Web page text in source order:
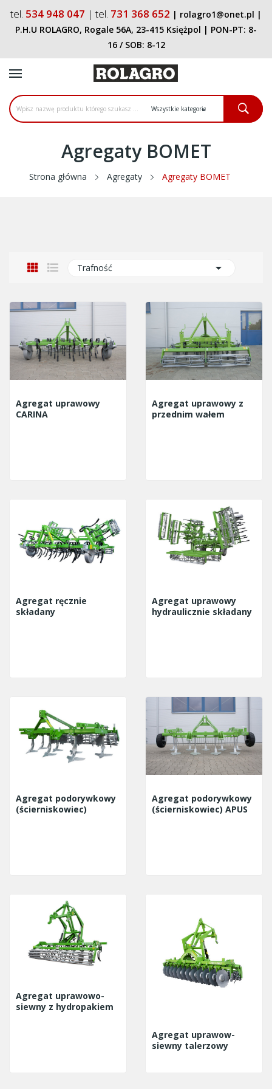
tel. 534 948 047 | tel. 731 368 652 | rolagro1@onet.pl |
P.H.U ROLAGRO, Rogale 56A, 23-415 Księżpol | PON-PT: 8-
16/ SOB: 8-12
Agregaty BOMET
Strona główna Agregaty Agregaty BOMET
Trafność 
Agregat uprawowy
CARINA
Agregat uprawowy z
przednim wałem
Agregat ręcznie
składany
Agregat uprawowy
hydraulicznie składany
Agregat podorywkowy
(ścierniskowiec)
Agregat podorywkowy
(ścierniskowiec) APUS
Agregat uprawowo-
siewny z hydropakiem
Agregat uprawow-
siewny talerzowy